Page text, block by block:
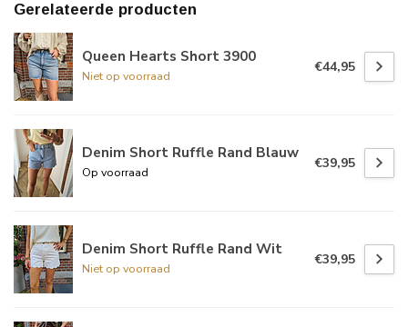
Gerelateerde producten
Queen Hearts Short 3900
Niet op voorraad
€44,95
Denim Short Ruffle Rand Blauw
Op voorraad
€39,95
Denim Short Ruffle Rand Wit
Niet op voorraad
€39,95